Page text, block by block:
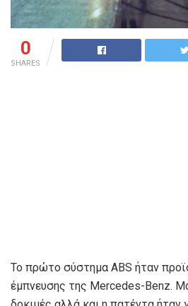
0
SHARES
Το πρώτο σύστημα ABS ήταν
έμπνευσης της Mercedes-Benz.